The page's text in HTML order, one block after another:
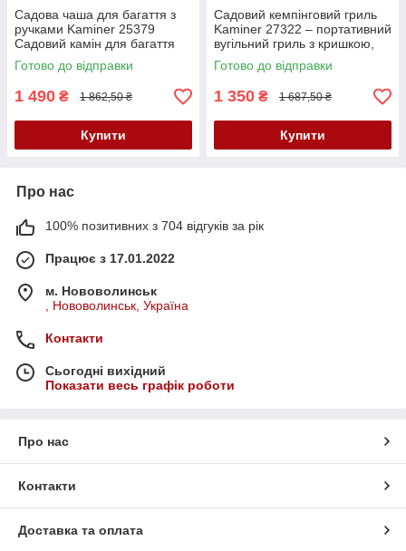
Садова чаша для багаття з
ручками Kaminer 25379
Садовий камін для багаття
Готово до відправки
1 490 ₴ 1 862,50 ₴
Купити
Садовий кемпінговий гриль
Kaminer 27322 – портативний
вугільний гриль з кришкою,
термометром та 2 решітками
Готово до відправки
1 350 ₴ 1 687,50 ₴
Купити
Про нас
100% позитивних з 704 відгуків за рік
Працює з 17.01.2022
м. Нововолинськ
, Нововолинськ, Україна
Контакти
Сьогодні вихідний
Показати весь графік роботи
Про нас
Контакти
Доставка та оплата